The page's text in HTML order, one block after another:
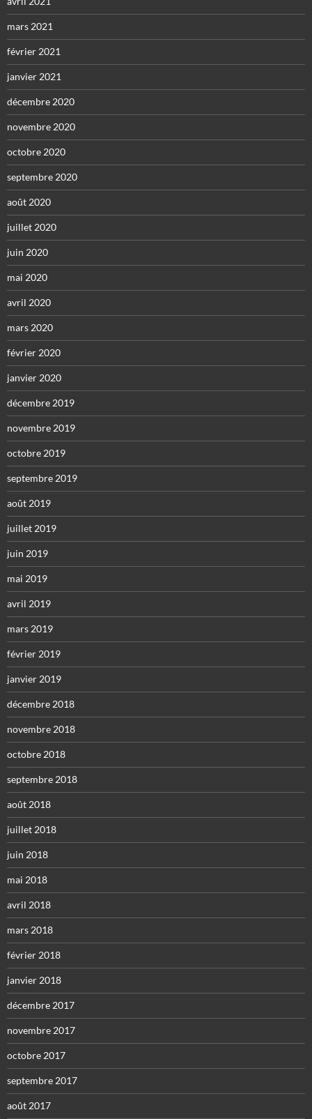
mars 2021
février 2021
janvier 2021
décembre 2020
novembre 2020
octobre 2020
septembre 2020
août 2020
juillet 2020
juin 2020
mai 2020
avril 2020
mars 2020
février 2020
janvier 2020
décembre 2019
novembre 2019
octobre 2019
septembre 2019
août 2019
juillet 2019
juin 2019
mai 2019
avril 2019
mars 2019
février 2019
janvier 2019
décembre 2018
novembre 2018
octobre 2018
septembre 2018
août 2018
juillet 2018
juin 2018
mai 2018
avril 2018
mars 2018
février 2018
janvier 2018
décembre 2017
novembre 2017
octobre 2017
septembre 2017
août 2017